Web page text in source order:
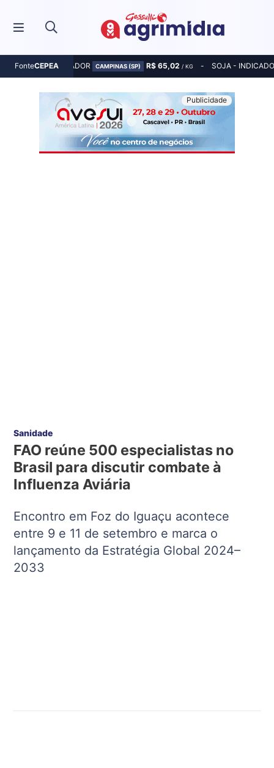
FonteCEPEA
MILHO - INDICADOR CAMPINAS (SP) R$ 65,02 / KG SOJA -
Sanidade
FAO reúne 500 especialistas no
Brasil para discutir combate à
Influenza Aviária
Encontro em Foz do Iguaçu acontece
entre 9 e 11 de setembro e marca o
lançamento da Estratégia Global 2024–
2033